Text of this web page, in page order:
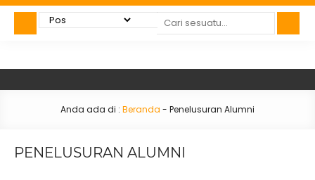
Anda ada di : Beranda - Penelusuran Alumni
PENELUSURAN ALUMNI